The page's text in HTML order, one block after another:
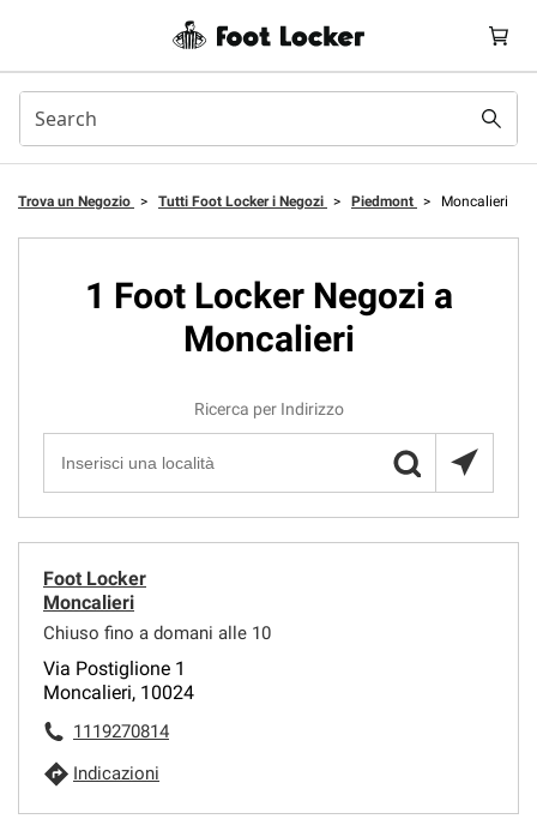
Trova un Negozio > Tutti Foot Locker i Negozi > Piedmont > Moncalieri
1 Foot Locker Negozi a
Moncalieri
Ricerca per Indirizzo
Foot Locker
Moncalieri
Chiuso fino a domani alle 10
Via Postiglione 1
Moncalieri, 10024
1119270814
Indicazioni